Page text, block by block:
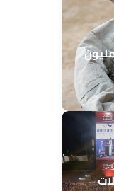
بلغت أزيد من 8,22 مليون